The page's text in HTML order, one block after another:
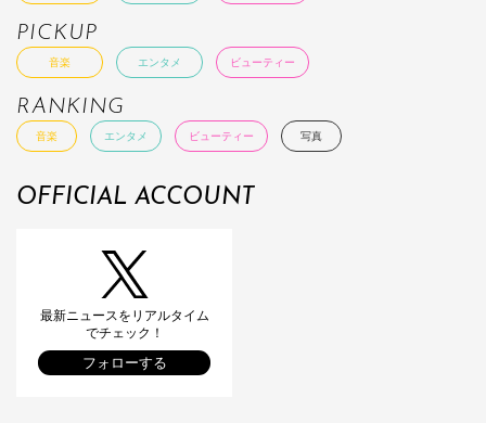
PICKUP
音楽 エンタメ ビューティー
RANKING
音楽 エンタメ ビューティー 写真
OFFICIAL ACCOUNT
最新ニュースをリアルタイム
でチェック！
フォローする